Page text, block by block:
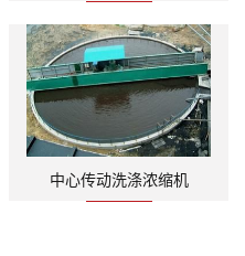
中心传动洗涤浓缩机